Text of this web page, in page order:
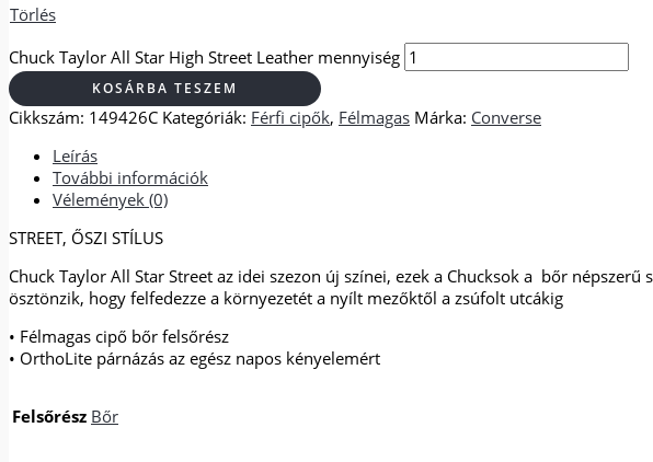
Törlés
Chuck Taylor All Star High Street Leather mennyiség
KOSÁRBA TESZEM
Cikkszám: 149426C Kategóriák: Férfi cipők, Félmagas Márka: Converse
Leírás
További információk
Vélemények (0)
STREET, ŐSZI STÍLUS
Chuck Taylor All Star Street az idei szezon új színei, ezek a Chucksok a bőr
ösztönzik, hogy felfedezze a környezetét a nyílt mezőktől a zsúfolt utcákig
• Félmagas cipő bőr felsőrész
• OrthoLite párnázás az egész napos kényelemért
Felsőrész Bőr